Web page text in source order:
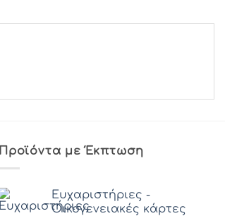
Προϊόντα με Έκπτωση
Ευχαριστήριες -
Οικογενειακές κάρτες